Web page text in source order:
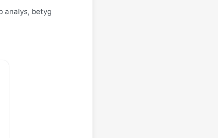
analys, betyg